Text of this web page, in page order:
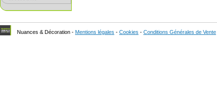
Nuances & Décoration - Mentions légales - Cookies - Conditions Générales de Vente